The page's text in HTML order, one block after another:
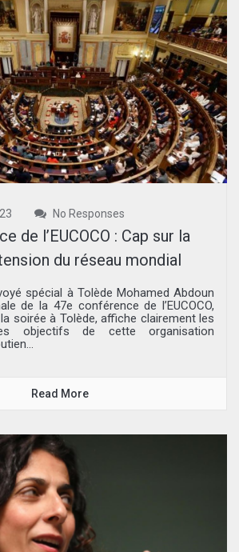
No Responses
de l’EUCOCO : Cap sur la
du réseau mondial
spécial à Tolède Mohamed Abdoun
de la 47e conférence de l’EUCOCO,
soirée à Tolède, affiche clairement les
objectifs de cette organisation
Read More